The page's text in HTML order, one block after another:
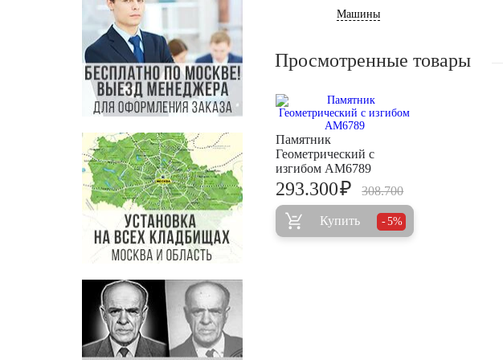
Машины
Просмотренные товары
Памятник
Геометрический с
изгибом AM6789
308.700
293.300₽
Купить 5%